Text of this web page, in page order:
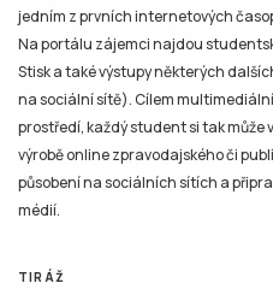
jedním z prvních internetových
Na portálu zájemci najdou
Stisk a také výstupy některých
na sociální sítě). Cílem
prostředí, každý student si tak může
výrobě online zpravodajského či
působení na sociálních sítích a
médií.
TIRÁŽ